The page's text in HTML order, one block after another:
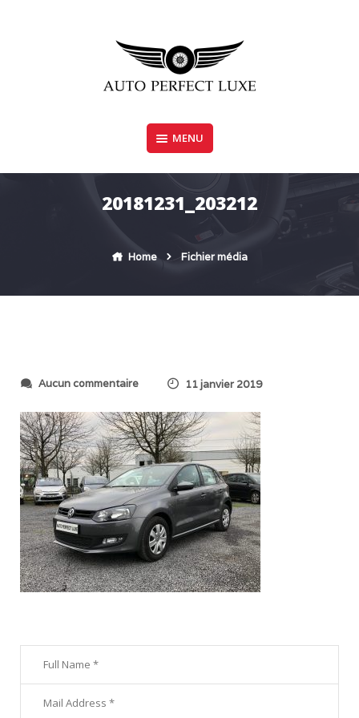
AUTO PERFECT LUXE
MENU
20181231_203212
Home Fichier média
Aucun commentaires
r
2
0
1
8
1
2
3
1
2
0
3
11 janvier 2019